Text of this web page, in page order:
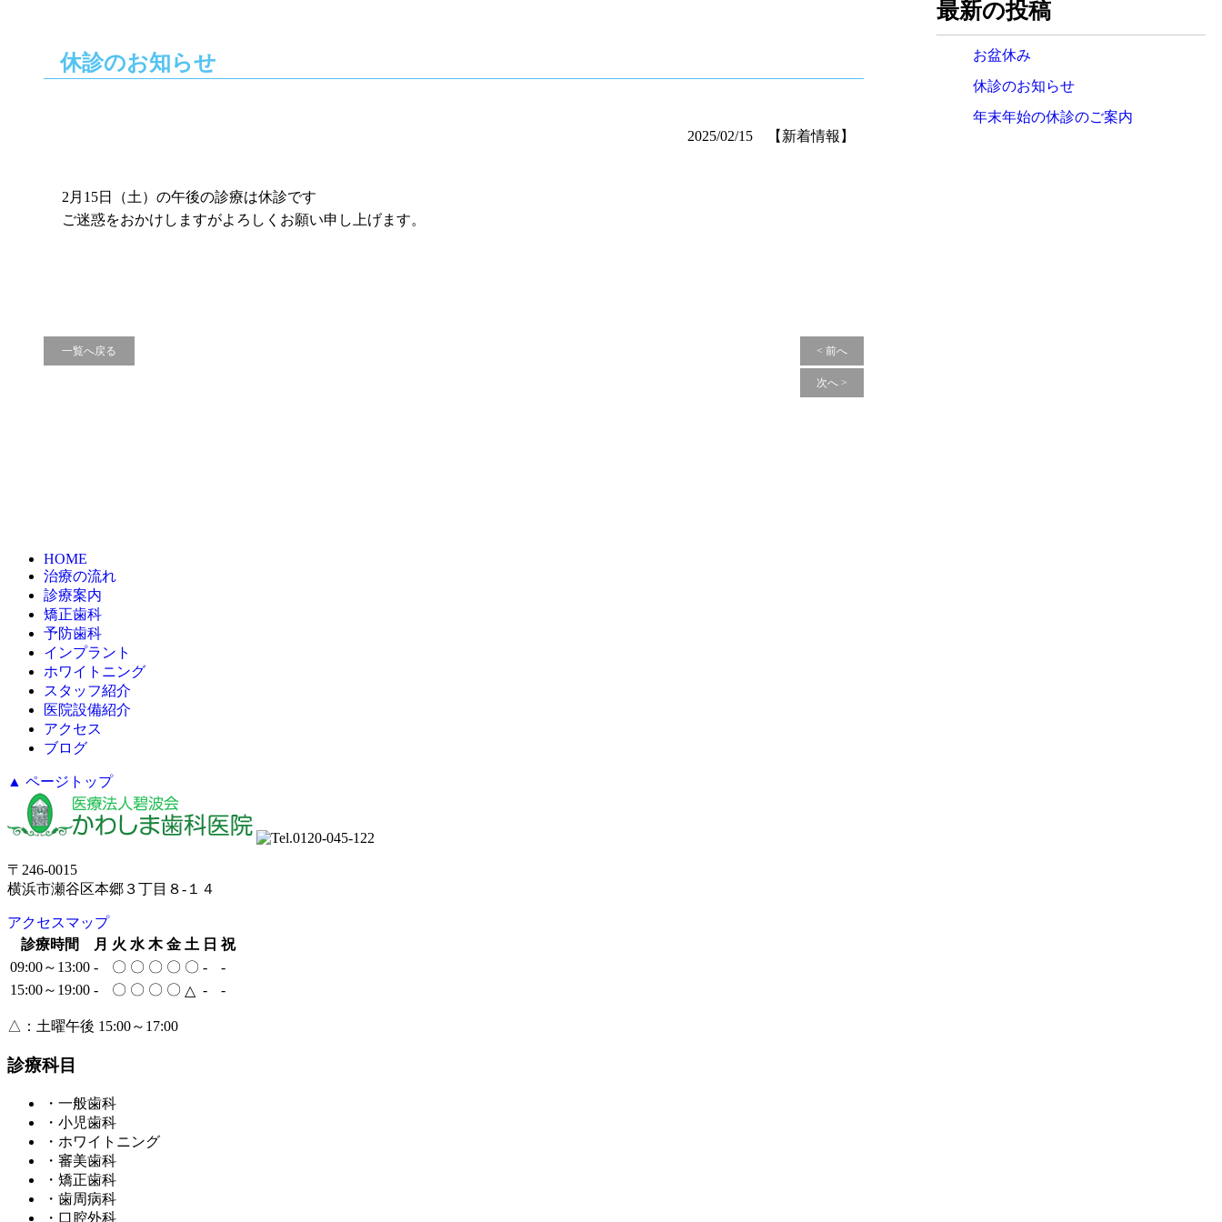
休診のお知らせ
2025/02/15 【新着情報】
2月15日（土）の午後の診療は休診です
ご迷惑をおかけしますがよろしくお願い申し上げます。
一覧へ戻る < 前へ
次へ >
最新の投稿
お盆休み
休診のお知らせ
年末年始の休診のご案内
HOME
治療の流れ
診療案内
矯正歯科
予防歯科
インプラント
ホワイトニング
スタッフ紹介
医院設備紹介
アクセス
ブログ
▲ ページトップ
〒246-0015
横浜市瀬谷区本郷３丁目８-１４
アクセスマップ
診療時間
月 火 水 木 金 土 日 祝
09:00～13:00 - 〇 〇 〇 〇 〇 -
-
15:00～19:00 - 〇 〇 〇 〇 △ - -
△：土曜午後 15:00～17:00
診療科目
・一般歯科
・小児歯科
・ホワイトニング
・審美歯科
・矯正歯科
・歯周病科
・口腔外科